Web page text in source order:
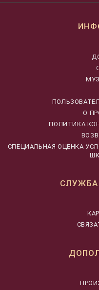
О
ПОЛИТИКА
CПЕЦИАЛЬНАЯ ОЦЕНКА